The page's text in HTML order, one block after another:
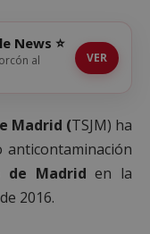
News ⭐
al
VER
Madrid (TSJM) ha
anticontaminación
de Madrid en la
2016.